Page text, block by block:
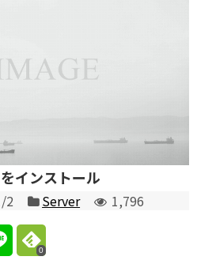
インストール
2 Server 1,796
0